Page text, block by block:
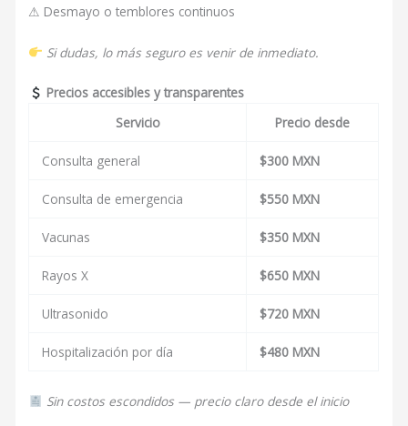
⚠ Desmayo o temblores continuos
Si dudas, lo más seguro es venir de inmediato.
Precios accesibles y transparentes
Servicio
Precio desde
Consulta general $300 MXN
Consulta de emergencia $550 MXN
Vacunas $350 MXN
Rayos X $650 MXN
Ultrasonido $720 MXN
Hospitalización por día $480 MXN
Sin costos escondidos — precio claro desde el inicio